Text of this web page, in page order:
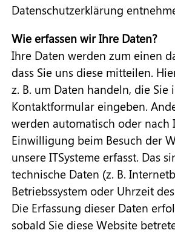
Datenschutzerklärung
Wie erfassen wir Ihre Daten?
Ihre Daten werden zum einen
dass Sie uns diese mitteilen.
z. B. um Daten handeln, die Sie
Kontaktformular eingeben.
werden automatisch oder nach
Einwilligung beim Besuch der
unsere ITSysteme erfasst. Das
technische Daten (z. B.
Betriebssystem oder Uhrzeit
Die Erfassung dieser Daten
sobald Sie diese Website